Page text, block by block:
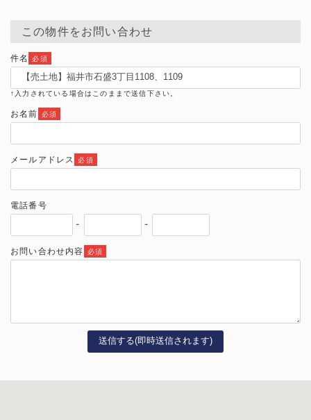
この物件をお問い合わせ
件名 必須
↑入力されている場合はこのままで送信下さい。
お名前 必須
メールアドレス 必須
電話番号
-
-
お問い合わせ内容 必須